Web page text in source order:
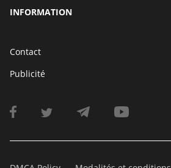
INFORMATION
Contact
Publicité